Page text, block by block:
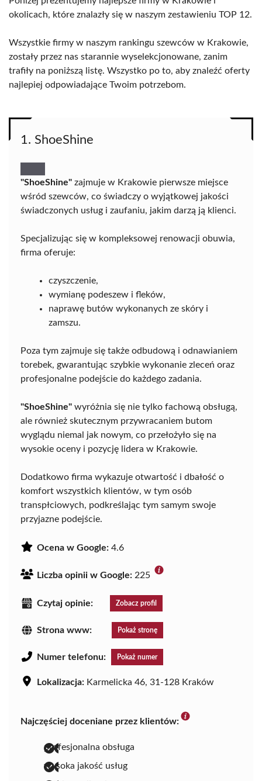
okolicach, które znalazły się w naszym zestawieniu TOP 12.
Wszystkie firmy w naszym rankingu szewców w Krakowie,
zostały przez nas starannie wyselekcjonowane, zanim
trafiły na poniższą listę. Wszystko po to, aby znaleźć oferty
najlepiej odpowiadające Twoim potrzebom.
1. ShoeShine
"ShoeShine" zajmuje w Krakowie pierwsze miejsce
wśród szewców, co świadczy o wyjątkowej jakości
świadczonych usług i zaufaniu, jakim darzą ją klienci.
Specjalizując się w kompleksowej renowacji obuwia,
firma oferuje:
czyszczenie,
wymianę podeszew i fleków,
naprawę butów wykonanych ze skóry i
zamszu.
Poza tym zajmuje się także odbudową i odnawianiem
torebek, gwarantując szybkie wykonanie zleceń oraz
profesjonalne podejście do każdego zadania.
"ShoeShine" wyróżnia się nie tylko fachową obsługą,
ale również skutecznym przywracaniem butom
wyglądu niemal jak nowym, co przełożyło się na
wysokie oceny i pozycję lidera w Krakowie.
Dodatkowo firma wykazuje otwartość i dbałość o
komfort wszystkich klientów, w tym osób
transpłciowych, podkreślając tym samym swoje
przyjazne podejście.
Ocena w Google: 4.6
Liczba opinii w Google: 225
Czytaj opinie: Zobacz profil
Strona www: Pokaż stronę
Numer telefonu: Pokaż numer
Lokalizacja: Karmelicka 46, 31-128 Kraków
Najczęściej doceniane przez klientów:
profesjonalna obsługa
wysoka jakość usług